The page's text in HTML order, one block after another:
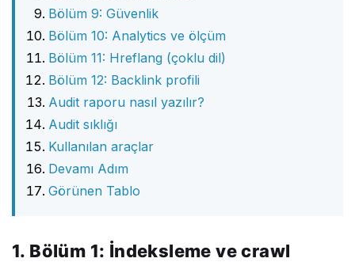
Bölüm 9: Güvenlik
Bölüm 10: Analytics ve ölçüm
Bölüm 11: Hreflang (çoklu dil)
Bölüm 12: Backlink profili
Audit raporu nasıl yazılır?
Audit sıklığı
Kullanılan araçlar
Devamı Adım
Görünen Tablo
1. Bölüm 1: İndeksleme ve crawl